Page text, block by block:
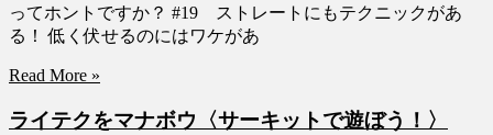
ってホントですか？ #19 ストレートにもテクニックがあ
る！ 低く伏せるのにはワケがあ
Read More »
ライテクをマナボウ〈サーキットで遊ぼう！〉